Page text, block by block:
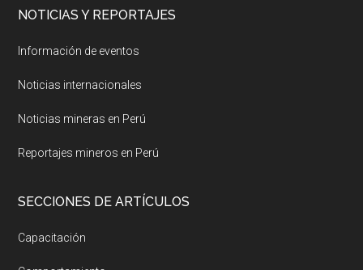
NOTICIAS Y REPORTAJES
Información de eventos
Noticias internacionales
Noticias mineras en Perú
Reportajes mineros en Perú
SECCIONES DE ARTÍCULOS
Capacitación